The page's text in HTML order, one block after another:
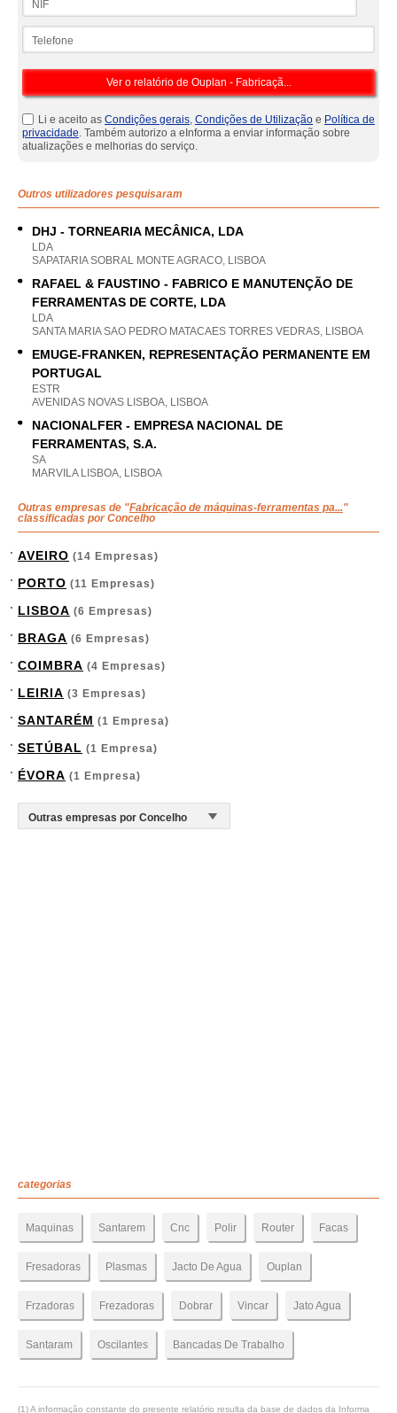
Li e aceito as Condições gerais, Condições de Utilização e Política de
privacidade. Também autorizo a eInforma a enviar informação sobre
atualizações e melhorias do serviço.
Outros utilizadores pesquisaram
DHJ - TORNEARIA MECÂNICA, LDA
LDA
SAPATARIA SOBRAL MONTE AGRACO, LISBOA
RAFAEL & FAUSTINO - FABRICO E MANUTENÇÃO DE
FERRAMENTAS DE CORTE, LDA
LDA
SANTA MARIA SAO PEDRO MATACAES TORRES VEDRAS, LISBOA
EMUGE-FRANKEN, REPRESENTAÇÃO PERMANENTE EM
PORTUGAL
ESTR
AVENIDAS NOVAS LISBOA, LISBOA
NACIONALFER - EMPRESA NACIONAL DE
FERRAMENTAS, S.A.
SA
MARVILA LISBOA, LISBOA
Outras empresas de "Fabricação de máquinas-ferramentas pa..."
classificadas por Concelho
AVEIRO (14 Empresas)
PORTO (11 Empresas)
LISBOA (6 Empresas)
BRAGA (6 Empresas)
COIMBRA (4 Empresas)
LEIRIA (3 Empresas)
SANTARÉM (1 Empresa)
SETÚBAL (1 Empresa)
ÉVORA (1 Empresa)
categorias
Maquinas Santarem Cnc Polir Router Facas
Fresadoras Plasmas Jacto De Agua Ouplan
Frzadoras Frezadoras Dobrar Vincar Jato Agua
Santaram Oscilantes Bancadas De Trabalho
(1) A informação constante do presente relatório resulta da base de dados da Informa